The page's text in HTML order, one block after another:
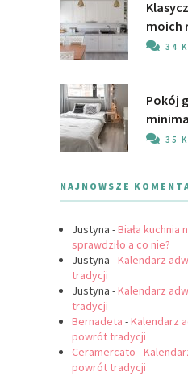
moich
34
Pokój
35
NAJNOWSZE
Justyna -Biała kuchnia
sprawdziło a co nie?
Justyna -Kalendarz
tradycji
Justyna -Kalendarz
tradycji
Bernadeta -Kalendarz
powrót tradycji
Ceramercato -
powrót tradycji